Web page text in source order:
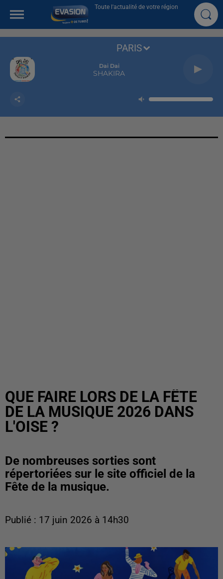
Toute l'actualité de votre région
Dai Dai
SHAKIRA
PARIS
QUE FAIRE LORS DE LA FÊTE
DE LA MUSIQUE 2026 DANS
L'OISE ?
De nombreuses sorties sont
répertoriées sur le site officiel de la
Fête de la musique.
Publié : 17 juin 2026 à 14h30